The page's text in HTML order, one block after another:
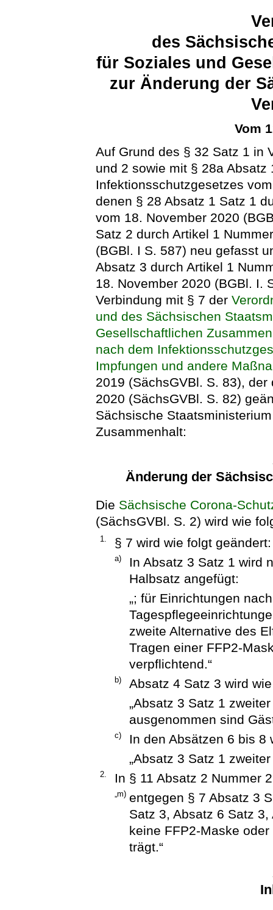
des
für Soziales und
zur Änderung der
Vom
Auf Grund des § 32 Satz 1 in
und 2 sowie mit § 28a
Infektionsschutzgesetzes
denen § 28 Absatz 1 Satz 1
vom 18. November 2020
Satz 2 durch Artikel 1
(BGBl. I S. 587) neu gefasst
Absatz 3 durch Artikel 1
18. November 2020 (BGBl. I.
Verbindung mit § 7 der
und des Sächsischen
Gesellschaftlichen
nach dem
Impfungen und andere
2019 (SächsGVBl. S. 83),
2020 (SächsGVBl. S. 82)
Sächsische
Zusammenhalt:
Änderung der
Die Sächsische Corona-
(SächsGVBl. S. 2) wird wie
1. § 7 wird wie folgt geändert:
a)
In Absatz 3 Satz 1 wird
Halbsatz angefügt:
„; für Einrichtungen
zweite Alternative des
Tragen einer FFP2-
verpflichtend.“
b)
Absatz 4 Satz 3 wird
„Absatz 3 Satz 1
ausgenommen sind
c)
In den Absätzen 6 bis 8
„Absatz 3 Satz 1
2. In § 11 Absatz 2 Nummer
„m) entgegen § 7 Absatz 3
Satz 3, Absatz 6 Satz
keine FFP2-Maske
trägt.“